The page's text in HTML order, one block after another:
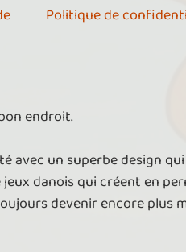
Politique de
endroit.
un superbe design
danois qui créent en
devenir encore plus